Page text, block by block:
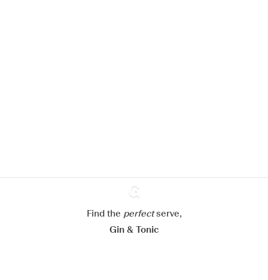
Ginventory
Find the perfectserve,
Gin & Tonic
Mijn cookie-instellingen aanpassen
Alles weigeren Alles aanvaarden